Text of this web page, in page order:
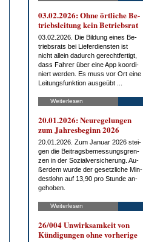
03.02.2026: Oh­ne ört­li­che Be­
triebs­lei­tung kein Be­triebs­rat
03.02.2026. Die Bil­dung ei­nes Be­
triebs­rats bei Lie­fer­diens­ten ist
nicht al­lein da­durch ge­recht­fer­tigt,
dass Fah­rer über ei­ne App ko­or­di­
niert wer­den. Es muss vor Ort ei­ne
Lei­tungs­funk­ti­on aus­ge­übt ...
Weiterlesen
20.01.2026: Neu­re­ge­lun­gen
zum Jah­res­be­ginn 2026
20.01.2026. Zum Ja­nu­ar 2026 stei­
gen die Bei­trags­be­mes­sungs­gren­
zen in der So­zi­al­ver­si­che­rung. Au­
ßer­dem wur­de der ge­setz­li­che Min­
dest­lohn auf 13,90 pro St­un­de an­
ge­ho­ben.
Weiterlesen
26/004 Un­wirk­sam­keit von
Kün­di­gun­gen oh­ne vor­he­ri­ge